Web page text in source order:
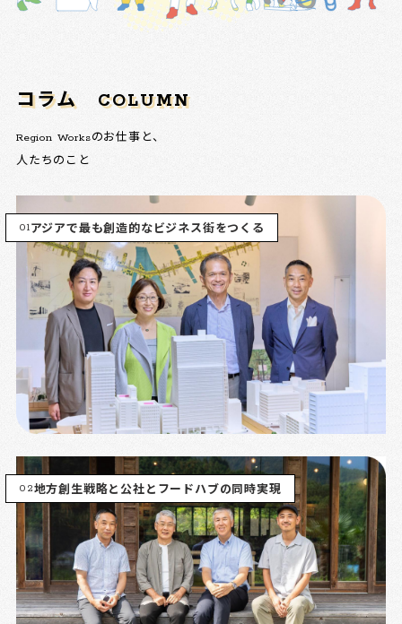
コラム COLUMN
Region Worksのお仕事と、
人たちのこと
01アジアで最も創造的なビジネス街をつくる
02地方創生戦略と公社とフードハブの同時実現